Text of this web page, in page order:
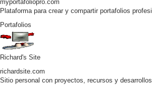
myportafoliopro.com
Plataforma para crear y compartir portafolios
Portafolios
Richard's Site
richardsite.com
Sitio personal con proyectos, recursos y